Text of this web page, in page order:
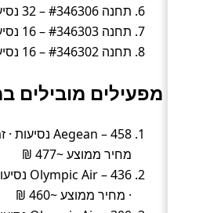
תחנה #346306 – 32 נסיעות (כ־1%).
תחנה #346303 – 16 נסיעות (כ־0%).
תחנה #346302 – 16 נסיעות (כ־0%).
מפעילים מובילים
מחיר ממוצע ~477 ₪
· מחיר ממוצע ~460 ₪